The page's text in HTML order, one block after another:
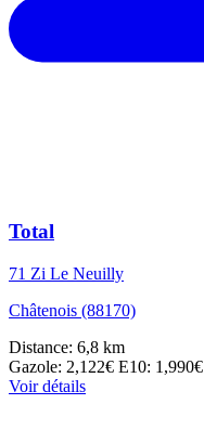
Total
71 Zi Le Neuilly
Châtenois (88170)
Distance: 6,8 km
Gazole: 2,122€ E10: 1,990€
Voir détails